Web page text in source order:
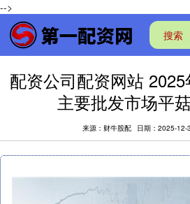
-->
配资公司配资网站
主要批发市场平
来源：财牛股配 日期：2025-12-